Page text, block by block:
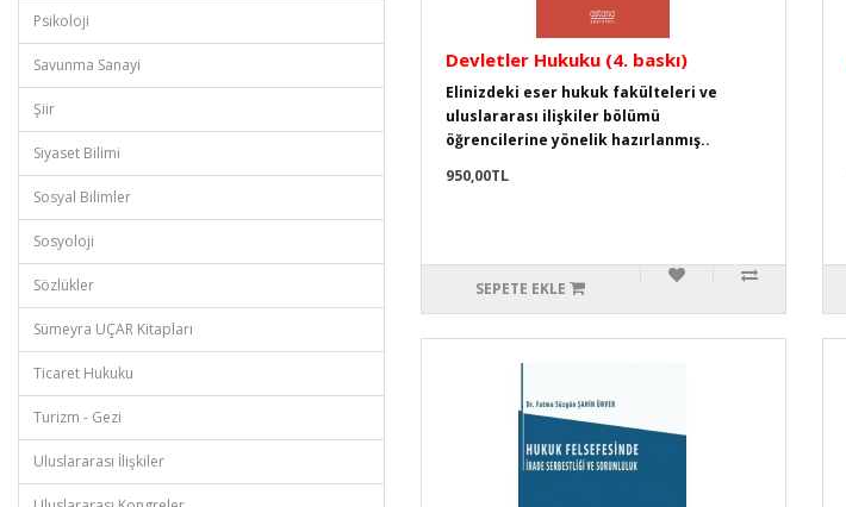
Psikoloji
Savunma Sanayi
Şiir
Siyaset Bilimi
Sosyal Bilimler
Sosyoloji
Sözlükler
Sümeyra UÇAR Kitapları
Ticaret Hukuku
Turizm - Gezi
Uluslararası İlişkiler
Devletler Hukuku (4. baskı)
Elinizdeki eser hukuk fakülteleri ve
uluslararası ilişkiler bölümü
öğrencilerine yönelik hazırlanmış..
950,00TL
SEPETE EKLE